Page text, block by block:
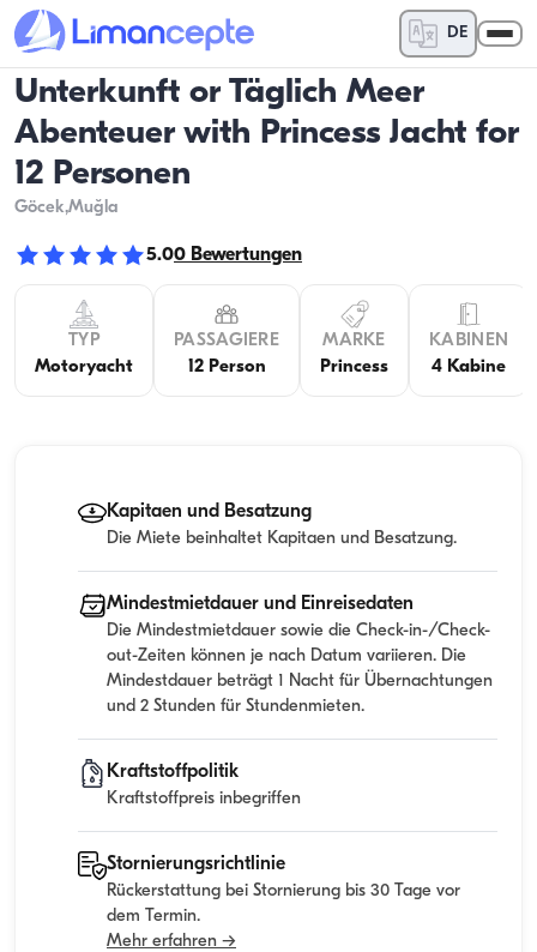
DE
Unterkunft or Täglich Meer
Abenteuer with Princess Jacht for
12 Personen
Göcek,Muğla
5.00 Bewertungen
TYP
Motoryacht
PASSAGIERE
12 Person
MARKE
Princess
KABINEN
4 Kabine
Kapitaen und Besatzung
Die Miete beinhaltet Kapitaen und Besatzung.
Mindestmietdauer und Einreisedaten
Die Mindestmietdauer sowie die Check-in-/Check-
out-Zeiten können je nach Datum variieren. Die
Mindestdauer beträgt 1 Nacht für Übernachtungen
und 2 Stunden für Stundenmieten.
Kraftstoffpolitik
Kraftstoffpreis inbegriffen
Stornierungsrichtlinie
Rückerstattung bei Stornierung bis 30 Tage vor
dem Termin.
Mehr erfahren →